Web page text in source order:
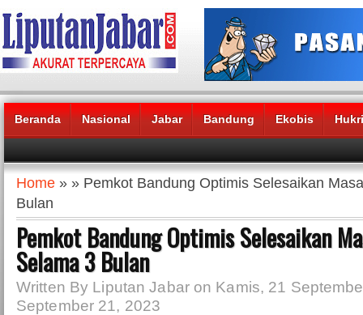
Beranda Nasional Jabar Bandung Ekobis
Headlines News :
Home » » Pemkot Bandung Optimis Selesaikan
Bulan
Pemkot Bandung Optimis Selesaikan
Selama 3 Bulan
Written By Liputan Jabar on Kamis, 21
September 21, 2023